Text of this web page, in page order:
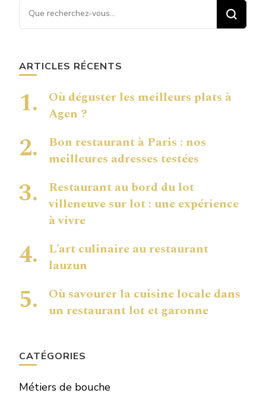
Vous recherchiez quelque
chose ?
ARTICLES RÉCENTS
Où déguster les meilleurs plats à
Agen ?
Bon restaurant à Paris : nos
meilleures adresses testées
Restaurant au bord du lot
villeneuve sur lot : une expérience
à vivre
L’art culinaire au restaurant
lauzun
Où savourer la cuisine locale dans
un restaurant lot et garonne
CATÉGORIES
Métiers de bouche